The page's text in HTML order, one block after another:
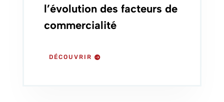
l’évolution des facteurs de
commercialité
DÉCOUVRIR